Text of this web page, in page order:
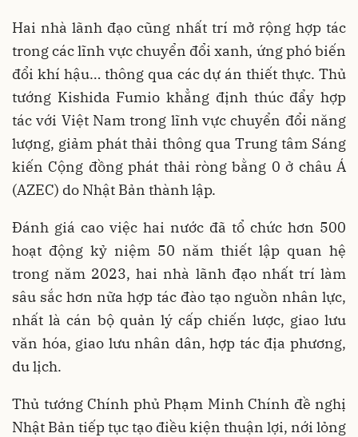
Hai nhà lãnh đạo cũng nhất trí mở rộng hợp tác
trong các lĩnh vực chuyển đổi xanh, ứng phó biến
đổi khí hậu… thông qua các dự án thiết thực. Thủ
tướng Kishida Fumio khẳng định thúc đẩy hợp
tác với Việt Nam trong lĩnh vực chuyển đổi năng
lượng, giảm phát thải thông qua Trung tâm Sáng
kiến Cộng đồng phát thải ròng bằng 0 ở châu Á
(AZEC) do Nhật Bản thành lập.
Đánh giá cao việc hai nước đã tổ chức hơn 500
hoạt động kỷ niệm 50 năm thiết lập quan hệ
trong năm 2023, hai nhà lãnh đạo nhất trí làm
sâu sắc hơn nữa hợp tác đào tạo nguồn nhân lực,
nhất là cán bộ quản lý cấp chiến lược, giao lưu
văn hóa, giao lưu nhân dân, hợp tác địa phương,
du lịch.
Thủ tướng Chính phủ Phạm Minh Chính đề nghị
Nhật Bản tiếp tục tạo điều kiện thuận lợi, nới lỏng